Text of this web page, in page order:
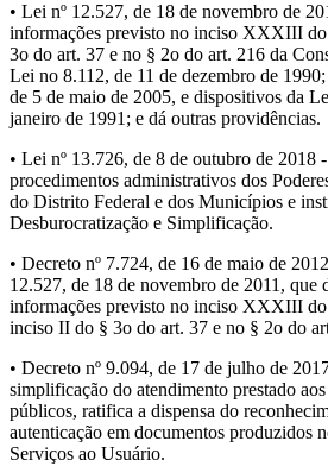
• Lei nº 12.527, de 18 de novembro de
informações previsto no inciso XXXIII
3o do art. 37 e no § 2o do art. 216 da
Lei no 8.112, de 11 de dezembro de
de 5 de maio de 2005, e dispositivos da
janeiro de 1991; e dá outras providências.
• Lei nº 13.726, de 8 de outubro de 2018
procedimentos administrativos dos
do Distrito Federal e dos Municípios e
Desburocratização e Simplificação.
• Decreto nº 7.724, de 16 de maio de
12.527, de 18 de novembro de 2011, que
informações previsto no inciso XXXIII
inciso II do § 3o do art. 37 e no § 2o do
• Decreto nº 9.094, de 17 de julho de
simplificação do atendimento prestado
públicos, ratifica a dispensa do
autenticação em documentos produzidos
Serviços ao Usuário.